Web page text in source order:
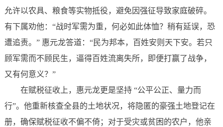
允许以农具、粮食等实物抵役，避免因强征导致家庭破碎。
有下属劝他：“战时军需为重，何必如此体恤？稍有延误，恐
遭追责。” 惠元龙答道：“民为邦本，百姓安则天下安。若只
顾军需而不顾民生，逼得百姓流离失所，即便打赢了战争，
又有何意义？”
在赋税征收上，惠元龙更是坚持 “公平公正、量力而
行”。他重新核查全县的土地状况，将隐匿的豪强土地登记在
册，确保赋税征收不偏不倚；对于受灾或贫困的农户，他亲